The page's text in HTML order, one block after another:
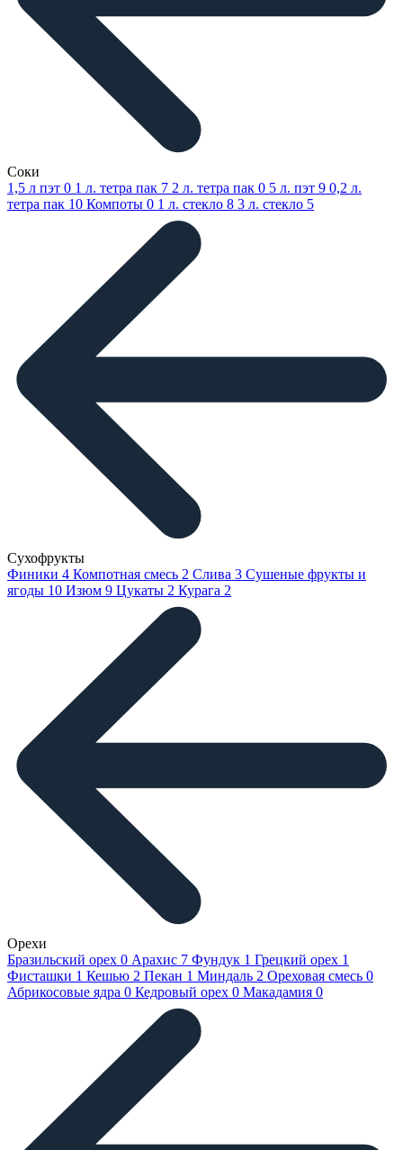
Соки
1,5 л пэт 0 1 л. тетра пак 7 2 л. тетра пак 0 5 л. пэт 9 0,2 л.
тетра пак 10 Компоты 0 1 л. стекло 8 3 л. стекло 5
Сухофрукты
Финики 4 Компотная смесь 2 Слива 3 Сушеные фрукты и
ягоды 10 Изюм 9 Цукаты 2 Курага 2
Орехи
Бразильский орех 0 Арахис 7 Фундук 1 Грецкий орех 1
Фисташки 1 Кешью 2 Пекан 1 Миндаль 2 Ореховая смесь 0
Абрикосовые ядра 0 Кедровый орех 0 Макадамия 0